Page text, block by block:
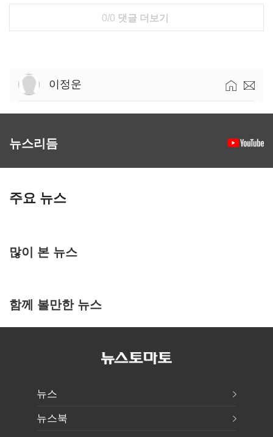
0/0 댓글 더보기
이정운
뉴스리듬
주요 뉴스
많이 본 뉴스
함께 볼만한 뉴스
뉴스
뉴스북